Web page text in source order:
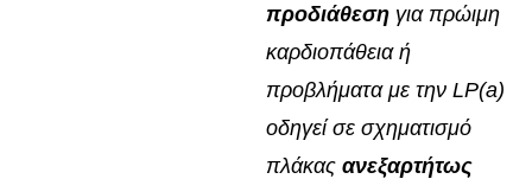
προδιάθεση για πρώιμη
καρδιοπάθεια ή
προβλήματα με την LP(a)
οδηγεί σε σχηματισμό
πλάκας ανεξαρτήτως